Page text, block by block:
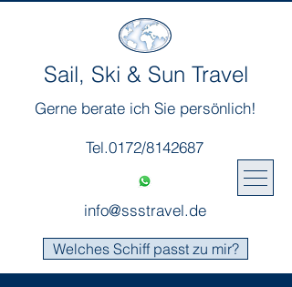
Sail, Ski & Sun Travel
Gerne berate ich Sie persönlich!
Tel.0172/8142687
info@ssstravel.de
Welches Schiff passt zu mir?